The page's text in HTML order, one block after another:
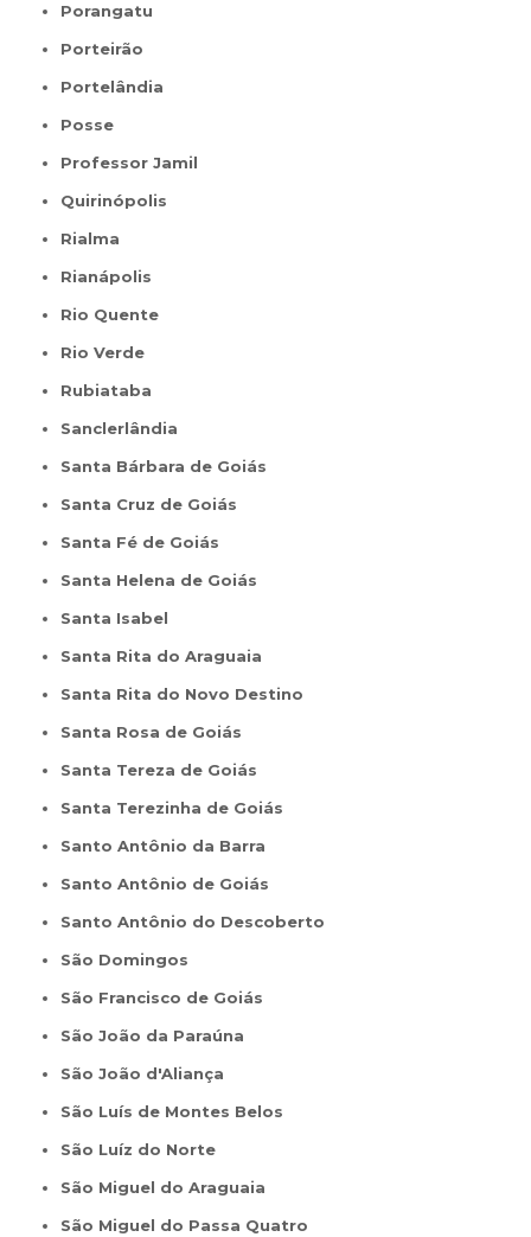
Porangatu
Porteirão
Portelândia
Posse
Professor Jamil
Quirinópolis
Rialma
Rianápolis
Rio Quente
Rio Verde
Rubiataba
Sanclerlândia
Santa Bárbara de Goiás
Santa Cruz de Goiás
Santa Fé de Goiás
Santa Helena de Goiás
Santa Isabel
Santa Rita do Araguaia
Santa Rita do Novo Destino
Santa Rosa de Goiás
Santa Tereza de Goiás
Santa Terezinha de Goiás
Santo Antônio da Barra
Santo Antônio de Goiás
Santo Antônio do Descoberto
São Domingos
São Francisco de Goiás
São João da Paraúna
São João d'Aliança
São Luís de Montes Belos
São Luíz do Norte
São Miguel do Araguaia
São Miguel do Passa Quatro